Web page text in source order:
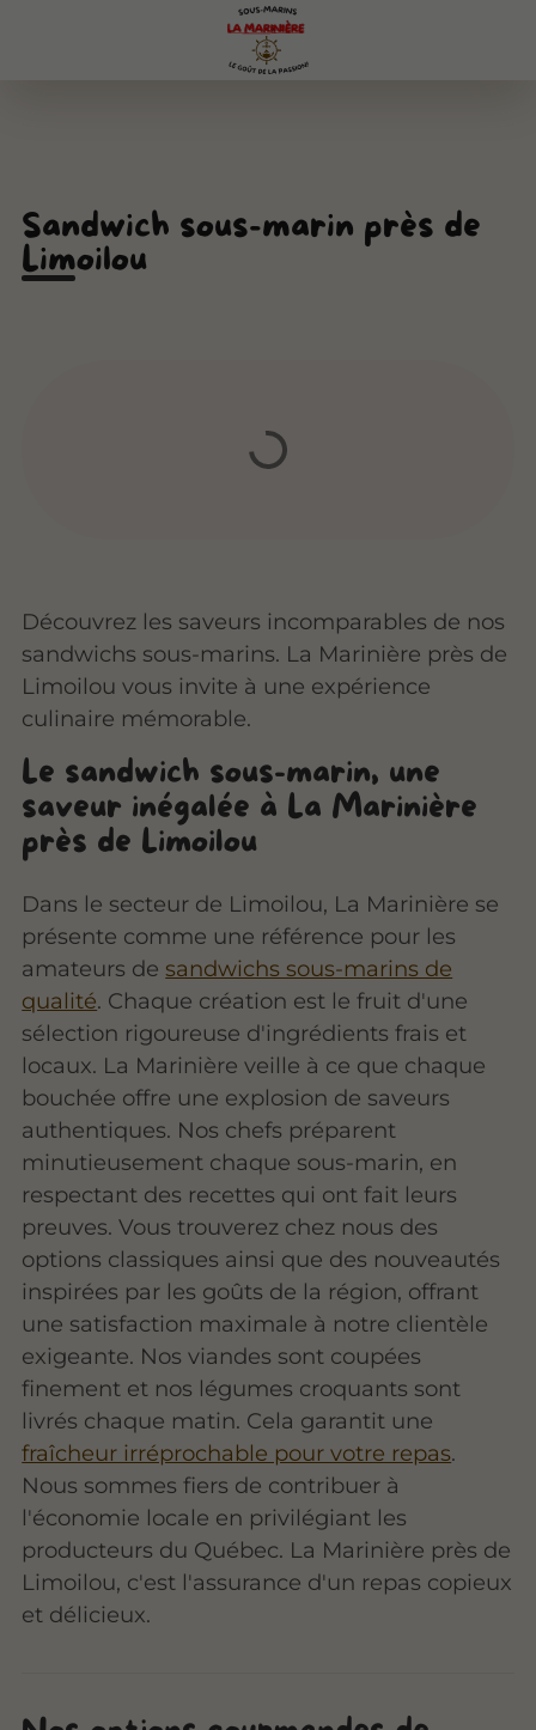
Sandwich sous-marin près de
Limoilou
Découvrez les saveurs incomparables de nos
sandwichs sous-marins. La Marinière près de
Limoilou vous invite à une expérience
culinaire mémorable.
Le sandwich sous-marin, une
saveur inégalée à La Marinière
près de Limoilou
Dans le secteur de Limoilou, La Marinière se
présente comme une référence pour les
amateurs desandwichs sous-marins de
qualité. Chaque création est le fruit d'une
sélection rigoureuse d'ingrédients frais et
locaux. La Marinière veille à ce que chaque
bouchée offre une explosion de saveurs
authentiques. Nos chefs préparent
minutieusement chaque sous-marin, en
respectant des recettes qui ont fait leurs
preuves. Vous trouverez chez nous des
options classiques ainsi que des nouveautés
inspirées par les goûts de la région, offrant
une satisfaction maximale à notre clientèle
exigeante. Nos viandes sont coupées
finement et nos légumes croquants sont
livrés chaque matin. Cela garantit une
fraîcheur irréprochable pour votre repas.
Nous sommes fiers de contribuer à
l'économie locale en privilégiant les
producteurs du Québec. La Marinière près de
Limoilou, c'est l'assurance d'un repas copieux
et délicieux.